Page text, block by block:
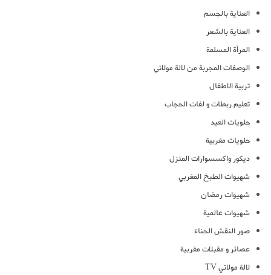
العناية بالجسم
العناية بالشعر
المرأة المسلمة
الوصفات المجربة من لالة مولاتي
تربية الاطفال
تعليم ربطات و لفات الحجاب
حلويات العيد
حلويات مغربية
ديكور واكسسوارات المنزل
شهيوات الطبخ المغربي
شهيوات رمضان
شهيوات عالمية
صور النقش الحناء
عصائر و مقبلات مغربية
لالة مولاتي TV